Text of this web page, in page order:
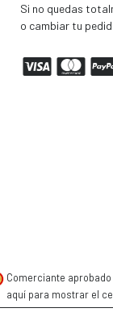
Si no quedas
o cambiar tu
Comerciante
aquí para mostrar el